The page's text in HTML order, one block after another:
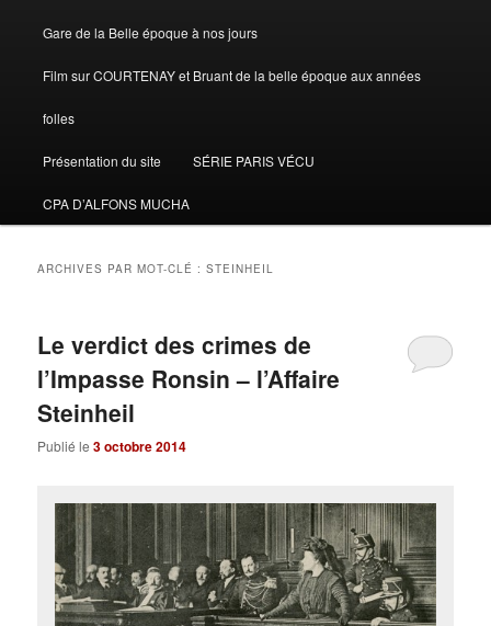
Gare de la Belle époque à nos jours
Film sur COURTENAY et Bruant de la belle époque aux années
folles
Présentation du site SÉRIE PARIS VÉCU
CPA D’ALFONS MUCHA
ARCHIVES PAR MOT-CLÉ :STEINHEIL
Le verdict des crimes de
l’Impasse Ronsin – l’Affaire
Steinheil
Publié le3 octobre 2014